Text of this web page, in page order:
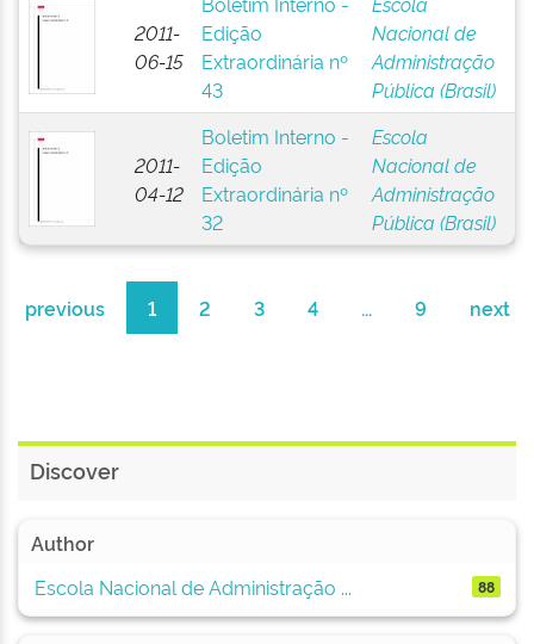
2011-
06-15
Edição
Extraordinária nº
43
Nacional de
Administração
Pública (Brasil)
2011-
04-12
Boletim Interno -
Edição
Extraordinária nº
32
Escola
Nacional de
Administração
Pública (Brasil)
previous 1 2 3 4 ... 9 next
Discover
Author
Escola Nacional de Administração ...
88